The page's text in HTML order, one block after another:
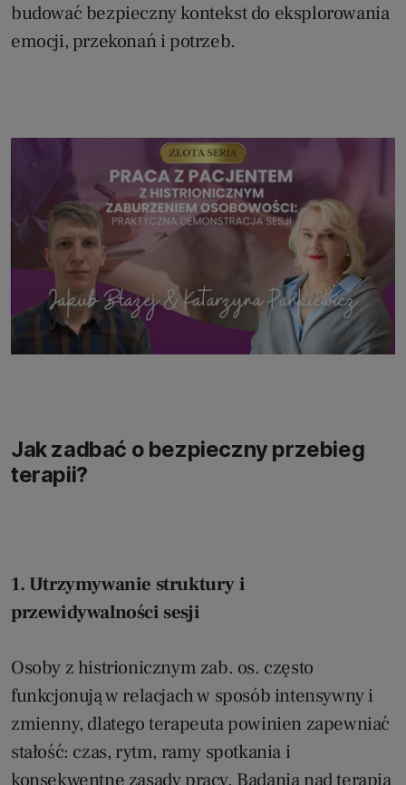
budować bezpieczny kontekst do eksplorowania
emocji, przekonań i potrzeb.
Jak zadbać o bezpieczny przebieg
terapii?
1. Utrzymywanie struktury i
przewidywalności sesji
Osoby z histrionicznym zab. os. często
funkcjonują w relacjach w sposób intensywny i
zmienny, dlatego terapeuta powinien zapewniać
stałość: czas, rytm, ramy spotkania i
konsekwentne zasady pracy. Badania nad terapią